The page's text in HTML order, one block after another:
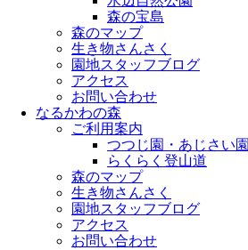
森の宝島
森のマップ
生き物さんさく
園地スタッフブログ
アクセス
お問い合わせ
なるかわの森
ご利用案内
つつじ園・あじさい園
らくらく登山道
森のマップ
生き物さんさく
園地スタッフブログ
アクセス
お問い合わせ